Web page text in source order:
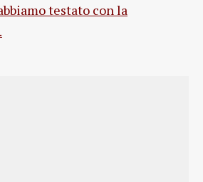
testato con la